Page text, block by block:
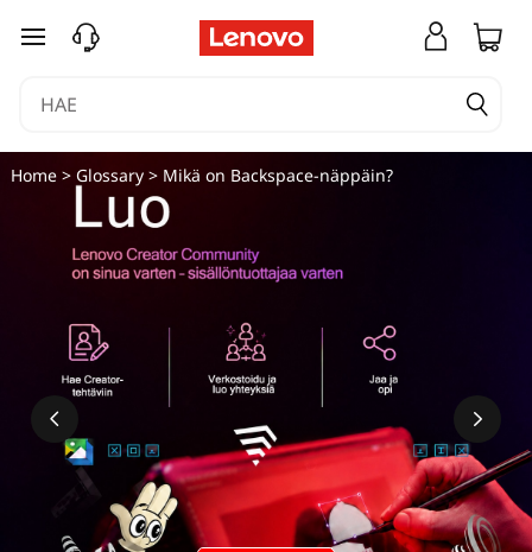
siirry pääsisältöön
Home> Glossary> Mikä on Backspace-näppäin?